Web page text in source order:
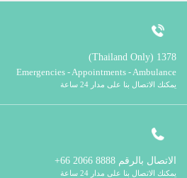
1378 (Thailand Only)
Emergencies - Appointments - Ambulance
يمكنك الاتصال بنا على مدار 24 ساعة
الاتصال بالرقم
يمكنك الاتصال بنا على مدار 24 ساعة